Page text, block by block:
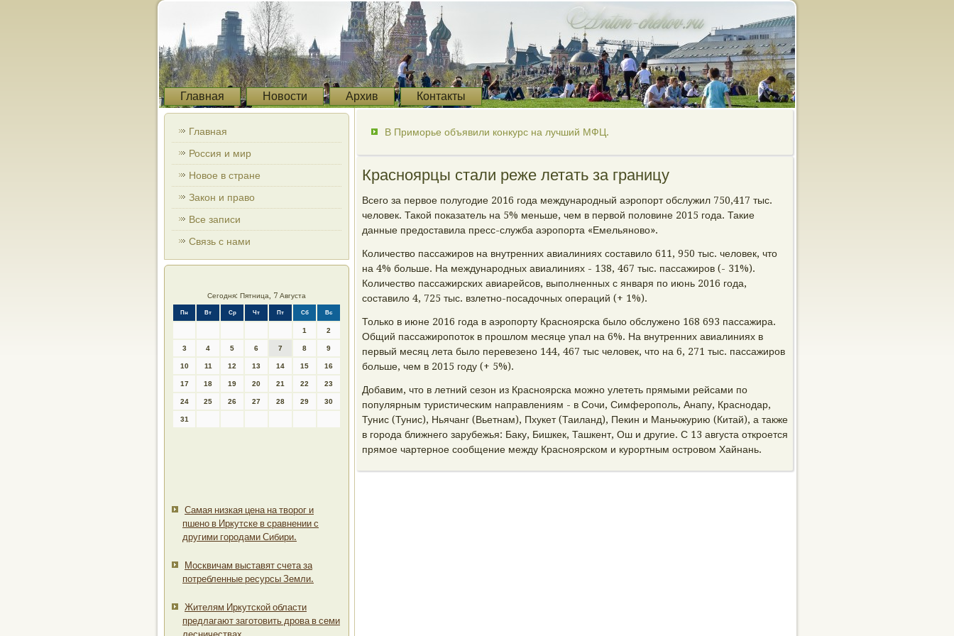
Главная Новости Архив Контакты
Главная
Россия и мир
Новое в стране
Закон и право
Все записи
Связь с нами
Сегодня: Пятница, 7 Августа
Пн Вт Ср Чт Пт Сб Вс
1 2
3 4 5 6 7 8 9
10 11 12 13 14 15 16
17 18 19 20 21 22 23
24 25 26 27 28 29 30
31
Самая низкая цена на творог и
пшено в Иркутске в сравнении с
другими городами Сибири.
Москвичам выставят счета за
потребленные ресурсы Земли.
Жителям Иркутской области
предлагают заготовить дрова в семи
В Приморье объявили конкурс на лучший МФЦ.
Красноярцы стали реже летать за границу
Всего за первое полугодие 2016 года международный аэропорт обслужил 750,417 тыс.
человек. Такой показатель на 5% меньше, чем в первой половине 2015 года. Такие
данные предоставила пресс-служба аэропорта «Емельяново».
Количество пассажиров на внутренних авиалиниях составило 611, 950 тыс. человек, что
на 4% больше. На международных авиалиниях - 138, 467 тыс. пассажиров (- 31%).
Количество пассажирских авиарейсов, выполненных с января по июнь 2016 года,
составило 4, 725 тыс. взлетно-посадочных операций (+ 1%).
Только в июне 2016 года в аэропорту Красноярска было обслужено 168 693 пассажира.
Общий пассажиропоток в прошлом месяце упал на 6%. На внутренних авиалиниях в
первый месяц лета было перевезено 144, 467 тыс человек, что на 6, 271 тыс. пассажиров
больше, чем в 2015 году (+ 5%).
Добавим, что в летний сезон из Красноярска можно улететь прямыми рейсами по
популярным туристическим направлениям - в Сочи, Симферополь, Анапу, Краснодар,
Тунис (Тунис), Ньячанг (Вьетнам), Пхукет (Таиланд), Пекин и Маньчжурию (Китай), а также
в города ближнего зарубежья: Баку, Бишкек, Ташкент, Ош и другие. С 13 августа откроется
прямое чартерное сообщение между Красноярском и курортным островом Хайнань.